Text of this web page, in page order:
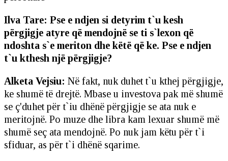
Ilva Tare: Pse e ndjen si detyrim t`u kesh
përgjigje atyre që mendojnë se ti s`lexon që
ndoshta s`e meriton dhe këtë që ke. Pse e ndjen
t`u kthesh një përgjigje?
Alketa Vejsiu: Në fakt, nuk duhet t`u kthej përgjigje,
ke shumë të drejtë. Mbase u investova pak më shumë
se ç'duhet për t`iu dhënë përgjigje se ata nuk e
meritojnë. Po muze dhe libra kam lexuar shumë më
shumë seç ata mendojnë. Po nuk jam këtu për t`i
sfiduar, as për t`i dhënë sqarime.